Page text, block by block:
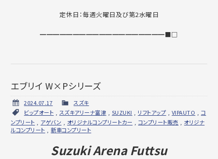
定休日：毎週火曜日及び第2水曜日
━━━━━━━━━━━━━━━━━━━■□
エブリイ W×Pシリーズ
2024.07.17
スズキ
ビップオート
スズキアリーナ富津 SUZUKI リフトアップ VIPAUTO
コ
ンプリート
アゲバン オリジナルコンプリートカー コンプリート販売
オリジナ
ルコンプリート ,新車コンプリート
Suzuki Arena Futtsu